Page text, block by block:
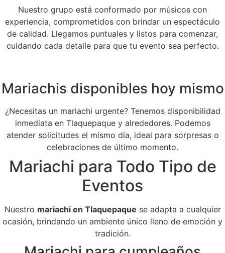
Nuestro grupo está conformado por músicos con
experiencia, comprometidos con brindar un espectáculo
de calidad. Llegamos puntuales y listos para comenzar,
cuidando cada detalle para que tu evento sea perfecto.
Mariachis disponibles hoy mismo
¿Necesitas un mariachi urgente? Tenemos disponibilidad
inmediata en Tlaquepaque y alrededores. Podemos
atender solicitudes el mismo día, ideal para sorpresas o
celebraciones de último momento.
Mariachi para Todo Tipo de
Eventos
Nuestro mariachi en Tlaquepaque se adapta a cualquier
ocasión, brindando un ambiente único lleno de emoción y
tradición.